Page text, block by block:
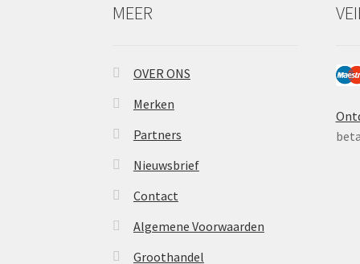
MEER
OVER ONS
Merken
Partners
Nieuwsbrief
Contact
Algemene Voorwaarden
Groothandel